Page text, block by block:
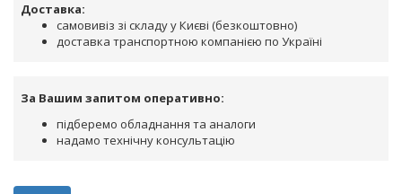
Доставка:
самовивіз зі складу у Києві (безкоштовно)
доставка транспортною компанією по Україні
За Вашим запитом оперативно:
підберемо обладнання та аналоги
надамо технічну консультацію